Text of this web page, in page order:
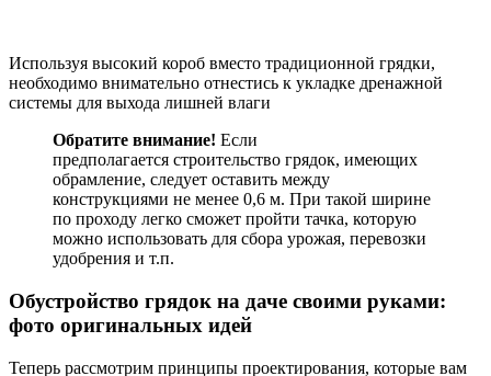
Используя высокий короб вместо традиционной грядки,
необходимо внимательно отнестись к укладке дренажной
системы для выхода лишней влаги
Обратите внимание! Если
предполагается строительство грядок, имеющих
обрамление, следует оставить между
конструкциями не менее 0,6 м. При такой ширине
по проходу легко сможет пройти тачка, которую
можно использовать для сбора урожая, перевозки
удобрения и т.п.
Обустройство грядок на даче своими руками:
фото оригинальных идей
Теперь рассмотрим принципы проектирования, которые вам